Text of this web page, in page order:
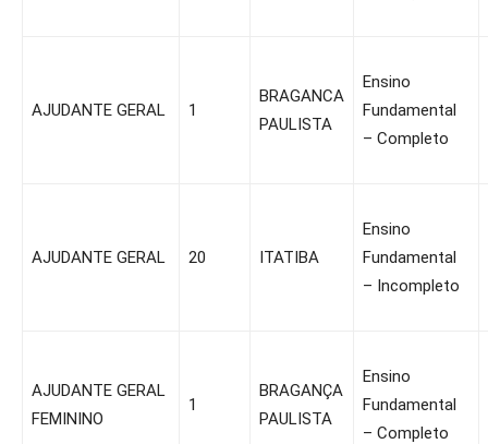
AJUDANTE GERAL 1
BRAGANCA
PAULISTA
Ensino
Fundamental
– Completo
AJUDANTE GERAL 20 ITATIBA
Ensino
Fundamental
– Incompleto
AJUDANTE GERAL
FEMININO
1
BRAGANÇA
PAULISTA
Ensino
Fundamental
– Completo